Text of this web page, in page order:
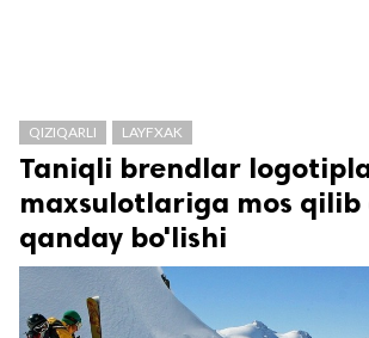
QIZIQARLI LAYFXAK
Taniqli brendlar
maxsulotlariga mos
qanday bo'lishi